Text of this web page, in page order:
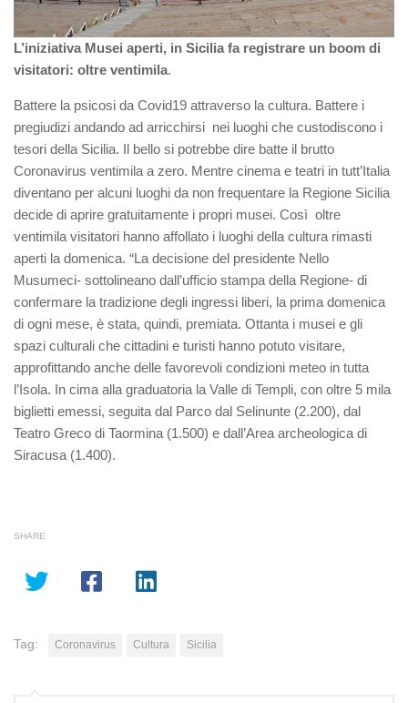
L’iniziativa Musei aperti, in Sicilia fa registrare un boom di
visitatori: oltre ventimila.
Battere la psicosi da Covid19 attraverso la cultura. Battere i
pregiudizi andando ad arricchirsi nei luoghi che custodiscono i
tesori della Sicilia. Il bello si potrebbe dire batte il brutto
Coronavirus ventimila a zero. Mentre cinema e teatri in tutt’Italia
diventano per alcuni luoghi da non frequentare la Regione Sicilia
decide di aprire gratuitamente i propri musei. Così oltre
ventimila visitatori hanno affollato i luoghi della cultura rimasti
aperti la domenica. “La decisione del presidente Nello
Musumeci- sottolineano dall’ufficio stampa della Regione- di
confermare la tradizione degli ingressi liberi, la prima domenica
di ogni mese, è stata, quindi, premiata. Ottanta i musei e gli
spazi culturali che cittadini e turisti hanno potuto visitare,
approfittando anche delle favorevoli condizioni meteo in tutta
l’Isola. In cima alla graduatoria la Valle di Templi, con oltre 5 mila
biglietti emessi, seguita dal Parco dal Selinunte (2.200), dal
Teatro Greco di Taormina (1.500) e dall’Area archeologica di
Siracusa (1.400).
SHARE
Tag: Coronavirus Cultura Sicilia